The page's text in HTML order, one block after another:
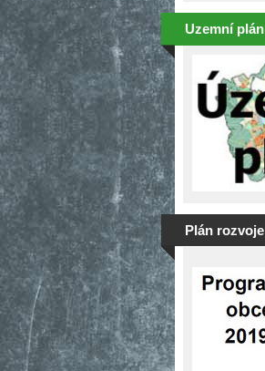
Uzemní plán
Plán rozvoje